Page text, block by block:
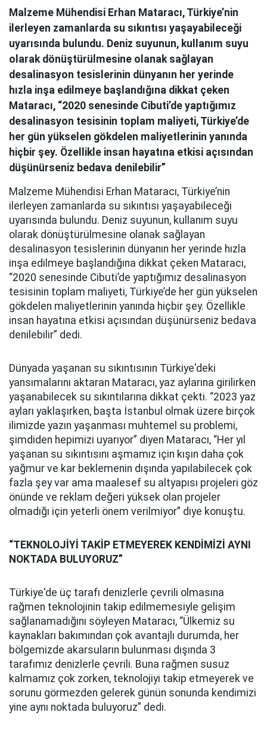
Malzeme Mühendisi Erhan Mataracı, Türkiye’nin
ilerleyen zamanlarda su sıkıntısı yaşayabileceği
uyarısında bulundu. Deniz suyunun, kullanım suyu
olarak dönüştürülmesine olanak sağlayan
desalinasyon tesislerinin dünyanın her yerinde
hızla inşa edilmeye başlandığına dikkat çeken
Mataracı, “2020 senesinde Cibuti’de yaptığımız
desalinasyon tesisinin toplam maliyeti, Türkiye’de
her gün yükselen gökdelen maliyetlerinin yanında
hiçbir şey. Özellikle insan hayatına etkisi açısından
düşünürseniz bedava denilebilir”
Malzeme Mühendisi Erhan Mataracı, Türkiye’nin
ilerleyen zamanlarda su sıkıntısı yaşayabileceği
uyarısında bulundu. Deniz suyunun, kullanım suyu
olarak dönüştürülmesine olanak sağlayan
desalinasyon tesislerinin dünyanın her yerinde hızla
inşa edilmeye başlandığına dikkat çeken Mataracı,
“2020 senesinde Cibuti’de yaptığımız desalinasyon
tesisinin toplam maliyeti, Türkiye’de her gün yükselen
gökdelen maliyetlerinin yanında hiçbir şey. Özellikle
insan hayatına etkisi açısından düşünürseniz bedava
denilebilir” dedi.
Dünyada yaşanan su sıkıntısının Türkiye'deki
yansımalarını aktaran Mataracı, yaz aylarına girilirken
yaşanabilecek su sıkıntılarına dikkat çekti. “2023 yaz
ayları yaklaşırken, başta İstanbul olmak üzere birçok
ilimizde yazın yaşanması muhtemel su problemi,
şimdiden hepimizi uyarıyor” diyen Mataracı, “Her yıl
yaşanan su sıkıntısını aşmamız için kışın daha çok
yağmur ve kar beklemenin dışında yapılabilecek çok
fazla şey var ama maalesef su altyapısı projeleri göz
önünde ve reklam değeri yüksek olan projeler
olmadığı için yeterli önem verilmiyor” diye konuştu.
“TEKNOLOJİYİ TAKİP ETMEYEREK KENDİMİZİ AYNI
NOKTADA BULUYORUZ”
Türkiye'de üç tarafı denizlerle çevrili olmasına
rağmen teknolojinin takip edilmemesiyle gelişim
sağlanamadığını söyleyen Mataracı, “Ülkemiz su
kaynakları bakımından çok avantajlı durumda, her
bölgemizde akarsuların bulunması dışında 3
tarafımız denizlerle çevrili. Buna rağmen susuz
kalmamız çok zorken, teknolojiyi takip etmeyerek ve
sorunu görmezden gelerek günün sonunda kendimizi
yine aynı noktada buluyoruz” dedi.